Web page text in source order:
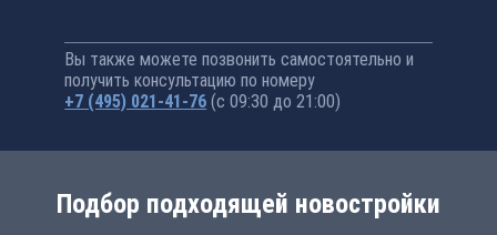
Вы также можете позвонить самостоятельно и
получить консультацию по номеру
+7 (495) 021-41-76 (с 09:30 до 21:00)
Подбор подходящей новостройки